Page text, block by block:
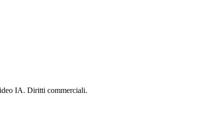
IA. Diritti commerciali.